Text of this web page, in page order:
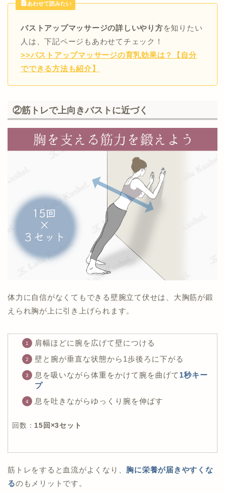
あわせて読みたい
バストアップマッサージの詳しいやり方を知りたい
人は、下記ページもあわせてチェック！
>>バストアップマッサージの育乳効果は？【自分
でできる方法も紹介】
②筋トレで上向きバストに近づく
体力に自信がなくてもできる壁腕立て伏せは、大胸筋が鍛
えられ胸が上に引き上げられます。
肩幅ほどに腕を広げて壁につける
壁と腕が垂直な状態から1歩後ろに下がる
息を吸いながら体重をかけて腕を曲げて 1秒キー
プ
息を吐きながらゆっくり腕を伸ばす
回数： 15回×3セット
筋トレをすると血流がよくなり、 胸に栄養が届きやすくな
るのもメリットです。